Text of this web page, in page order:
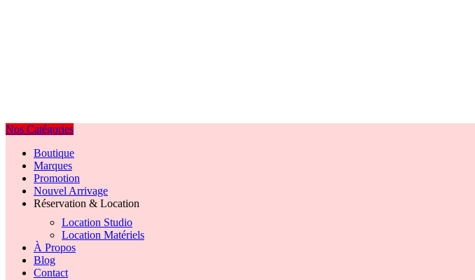
Nos Catégories
Boutique
Marques
Promotion
Nouvel Arrivage
Réservation & Location
Location Studio
Location Matériels
À Propos
Blog
Contact